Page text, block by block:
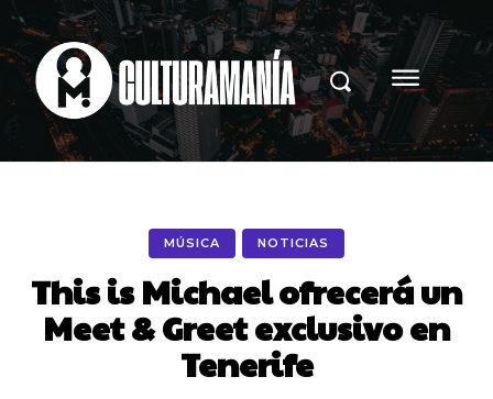
MÚSICA NOTICIAS
This is Michael ofrecerá un
Meet & Greet exclusivo en
Tenerife